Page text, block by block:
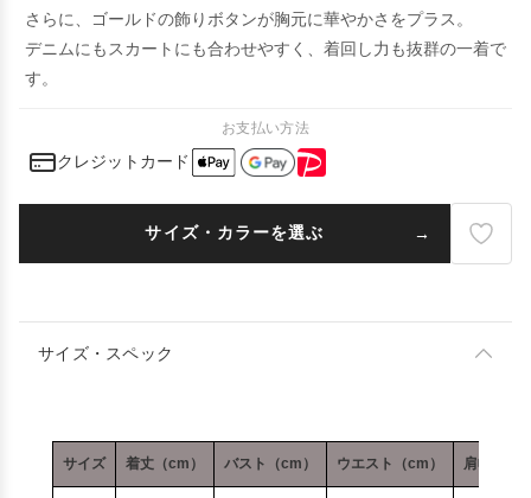
さらに、ゴールドの飾りボタンが胸元に華やかさをプラス。
デニムにもスカートにも合わせやすく、着回し力も抜群の一着で
す。
お支払い方法
クレジットカード
サイズ・カラーを選ぶ
サイズ・スペック
サイズ 着丈（cm） バスト（cm） ウエスト（cm） 肩幅（cm